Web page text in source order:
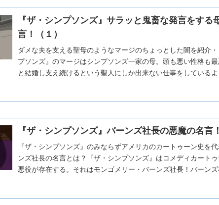
『ザ・シンプソンズ』サラッと鬼畜な発言をする
言！（１）
ダメな夫を支える聖母のようなマージのちょっとした闇を紹介
プソンズ』のマージはシンプソンズ一家の母。頭も悪い性格も
と結婚し支え続けるという聖人にしか出来ない仕事をしているよ
『ザ・シンプソンズ』バーンズ社長の悪魔の名言
『ザ・シンプソンズ』のみならずアメリカのカートゥーン史を
ンズ社長の名言とは？『ザ・シンプソンズ』はコメディカートゥ
悪役が存在する。それはモンゴメリー・バーンズ社長！バーン